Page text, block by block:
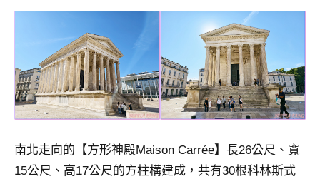
南北走向的【方形神殿Maison Carrée】長26公尺、寬
15公尺、高17公尺的方柱構建成，共有30根科林斯式